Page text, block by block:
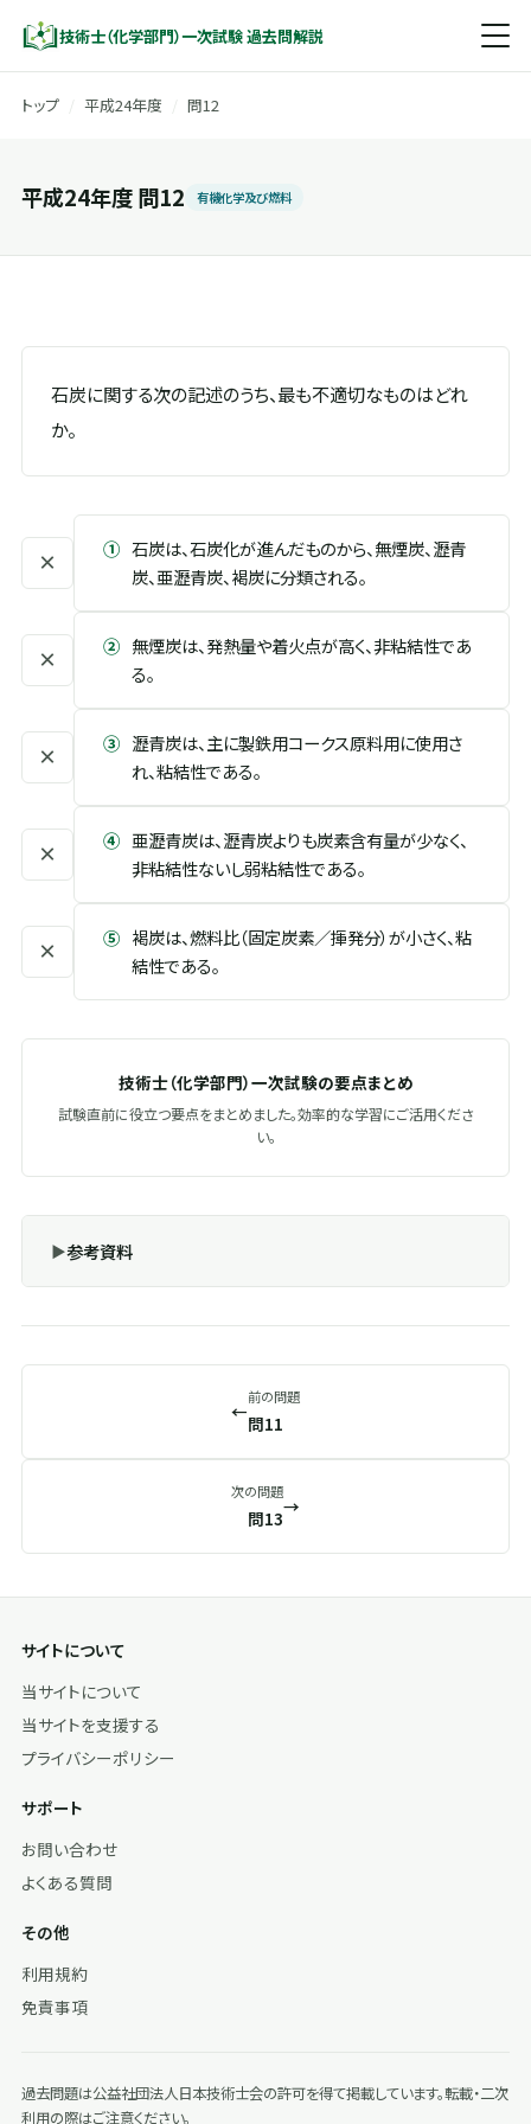
技術士（化学部門）一次試験 過去問解説
トップ 平成24年度 問12
平成24年度 問12 有機化学及び燃料
石炭に関する次の記述のうち、最も不適切なものはどれ
か。
× ① 石炭は、石炭化が進んだものから、無煙炭、瀝青
炭、亜瀝青炭、褐炭に分類される。
× ② 無煙炭は、発熱量や着火点が高く、非粘結性であ
る。
× ③ 瀝青炭は、主に製鉄用コークス原料用に使用さ
れ、粘結性である。
× ④ 亜瀝青炭は、瀝青炭よりも炭素含有量が少なく、
非粘結性ないし弱粘結性である。
× ⑤ 褐炭は、燃料比（固定炭素／揮発分）が小さく、粘
結性である。
技術士（化学部門）一次試験の要点まとめ
試験直前に役立つ要点をまとめました。効率的な学習にご活用くださ
い。
参考資料
←
前の問題
問11
次の問題
問13
→
サイトについて
当サイトについて
当サイトを支援する
プライバシーポリシー
サポート
お問い合わせ
よくある質問
その他
利用規約
免責事項
過去問題は公益社団法人日本技術士会の許可を得て掲載しています。転載・二次
利用の際はご注意ください。